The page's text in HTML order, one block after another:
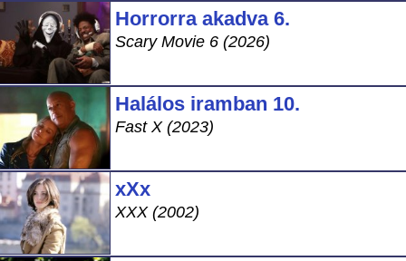
Horrorra akadva 6.
Scary Movie 6 (2026)
Halálos iramban 10.
Fast X (2023)
xXx
XXX (2002)